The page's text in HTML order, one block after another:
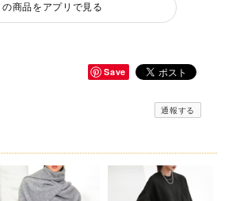
の商品をアプリで見る
Save
通報する